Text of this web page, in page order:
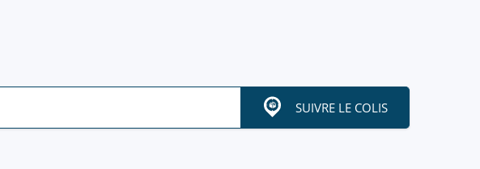
SUIVRE LE COLIS